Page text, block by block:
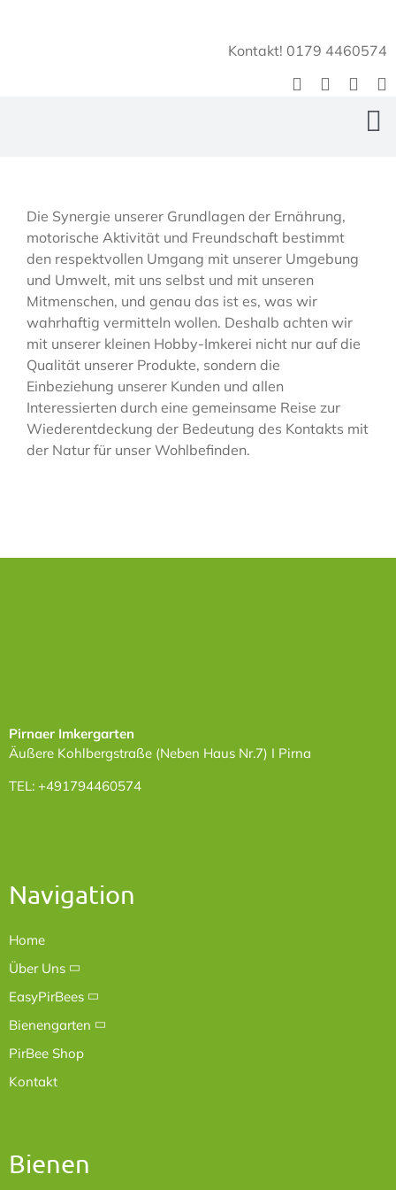
Kontakt! 0179 4460574
Über Uns
EasyPirBees
Bienengarten
Kontakt
Die Synergie unserer Grundlagen der Ernährung,
motorische Aktivität und Freundschaft bestimmt
den respektvollen Umgang mit unserer Umgebung
und Umwelt, mit uns selbst und mit unseren
Mitmenschen, und genau das ist es, was wir
wahrhaftig vermitteln wollen. Deshalb achten wir
mit unserer kleinen Hobby-Imkerei nicht nur auf die
Qualität unserer Produkte, sondern die
Einbeziehung unserer Kunden und allen
Interessierten durch eine gemeinsame Reise zur
Wiederentdeckung der Bedeutung des Kontakts mit
der Natur für unser Wohlbefinden.
Pirnaer Imkergarten
Äußere Kohlbergstraße (Neben Haus Nr.7) I Pirna
TEL: +491794460574
Navigation
Home
Über Uns
EasyPirBees
Bienengarten
PirBee Shop
Kontakt
Bienen